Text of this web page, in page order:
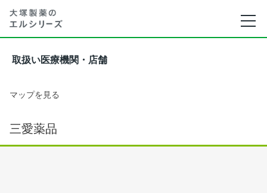
取扱い医療機関・店舗
マップを見る
三愛薬品